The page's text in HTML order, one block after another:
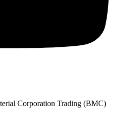
Corporation Trading (BMC)